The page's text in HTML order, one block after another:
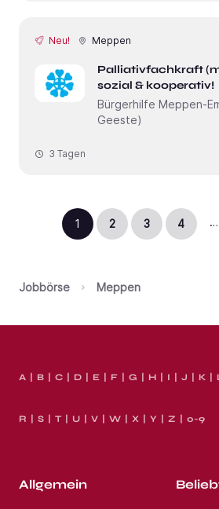
Neu! Meppen
Palliativfachkraft
sozial & kooperativ!
Bürgerhilfe Meppen-
Geeste)
3 Tagen
1 2 3 4 …
Jobbörse Meppen
A B C D E F G H I J K
R S T U V W X Y Z 0-9
Allgemein